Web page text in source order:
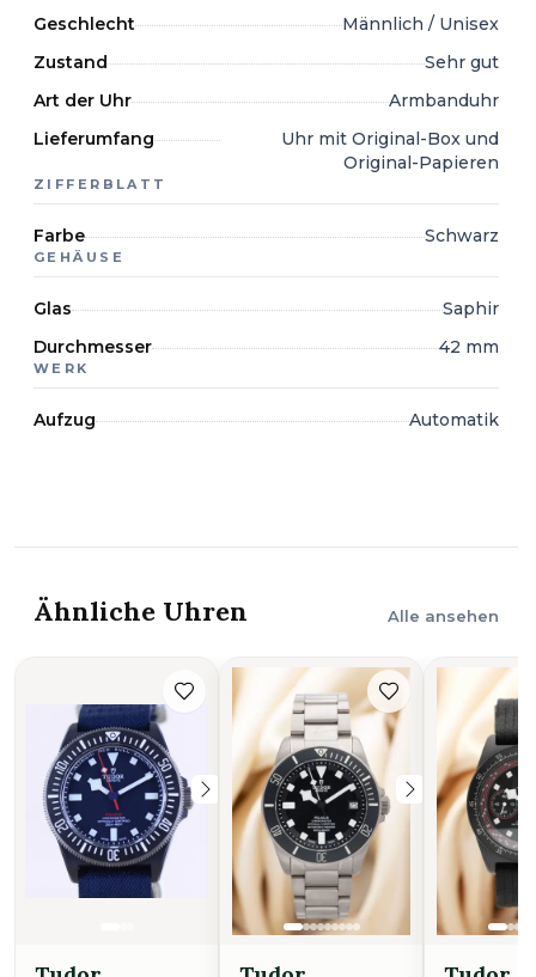
Geschlecht
Männlich / Unisex
Zustand
Sehr gut
Art der Uhr
Armbanduhr
Lieferumfang
Uhr mit Original-Box und
Original-Papieren
ZIFFERBLATT
Farbe Schwarz
GEHÄUSE
Glas
Saphir
Durchmesser
42 mm
WERK
Aufzug Automatik
Ähnliche Uhren Alle ansehen